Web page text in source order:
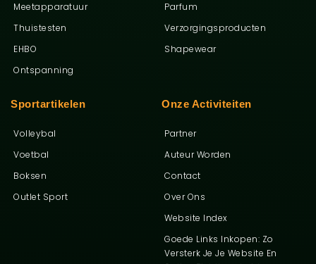
Ga Naar
Onze Activiteiten
Partner
Auteur Worden
Contact
Over Ons
Website Index
Goede Links Inkopen: Zo
Versterk Je Je Website En
Sportartikelen
Volleybal
Voetbal
Boksen
Outlet Sport
Parfum
Verzorgingsproducten
Shapewear
Meetapparatuur
Thuistesten
EHBO
Ontspanning